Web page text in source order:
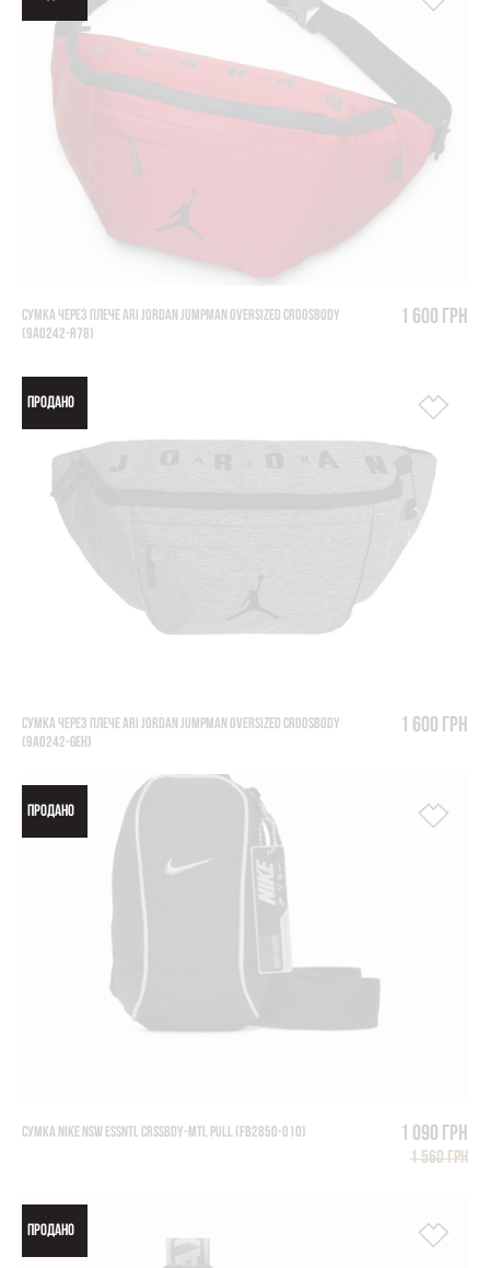
СУМКА ЧЕРЕЗ ПЛЕЧЕ ARI JORDAN JUMPMAN OVERSIZED CROOSBODY
(9A0242-R78)
1 600 грн
ПРОДАНО
СУМКА ЧЕРЕЗ ПЛЕЧЕ ARI JORDAN JUMPMAN OVERSIZED CROOSBODY
(9A0242-GEH)
1 600 грн
ПРОДАНО
СУМКА NIKE NSW ESSNTL CRSSBDY-MTL PULL (FB2850-010) 1 090 грн
1 560 грн
ПРОДАНО